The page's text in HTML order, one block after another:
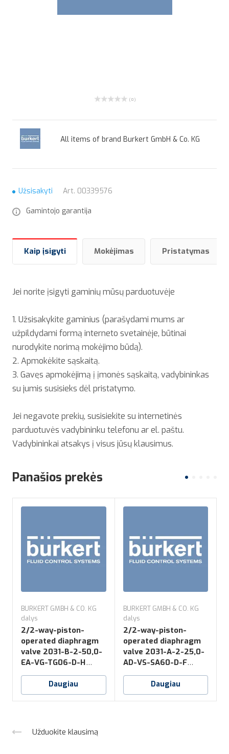
( 0 )
All items of brand Burkert GmbH & Co. KG
Užsisakyti Art. 00339576
Gamintojo garantija
Kaip įsigyti Mokėjimas Pristatymas
Jei norite įsigyti gaminių mūsų parduotuvėje
1. Užsisakykite gaminius (parašydami mums ar
užpildydami formą interneto svetainėje, būtinai
nurodykite norimą mokėjimo būdą).
2. Apmokėkite sąskaitą.
3. Gavęs apmokėjimą į įmonės sąskaitą, vadybininkas
su jumis susisieks dėl pristatymo.
Jei negavote prekių, susisiekite su internetinės
parduotuvės vadybininku telefonu ar el. paštu.
Vadybininkai atsakys į visus jūsų klausimus.
Panašios prekės
BURKERT GMBH & CO. KG
dalys
2/2-way-piston-
operated diaphragm
valve 2031-B-2-50,0-
EA-VG-TG06-D-H
*NO16
Daugiau
BURKERT GMBH & CO. KG
dalys
2/2-way-piston-
operated diaphragm
valve 2031-A-2-25,0-
AD-VS-SA60-D-F
*NK52+NO14
Daugiau
Užduokite klausimą